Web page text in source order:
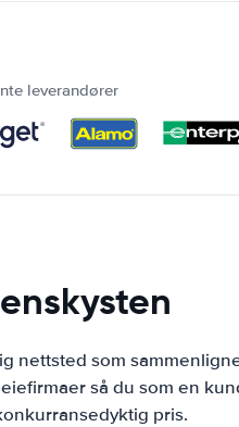
leverandører
nettsted som
så du som en
pris.